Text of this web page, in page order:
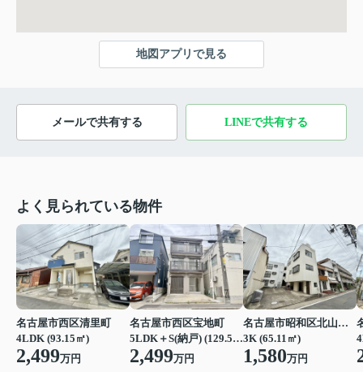
地図アプリで見る
メールで共有する LINEで共有する
よく見られている物件
名古屋市西区清里町
4LDK (93.15㎡)
2,499万円
名古屋市西区宝地町
5LDK＋S(納戸) (129.57㎡)
2,499万円
名古屋市昭和区北山本町１丁目
3K (65.11㎡)
1,580万円